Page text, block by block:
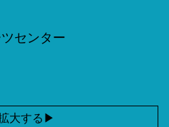
センター
大する